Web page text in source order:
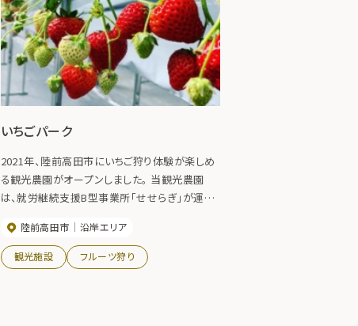
いちごパーク
2021年、陸前高田市にいちご狩り体験が楽しめ
る観光農園がオープンしました。 当観光農園
は、就労継続支援B型事業所「せせらぎ」が運営
設備となっており、どなたでもいちご狩りが楽し
めます。 12種類もある品種をぜひ食べ比べてみ
てください。
陸前高田市 沿岸エリア
観光施設 フルーツ狩り